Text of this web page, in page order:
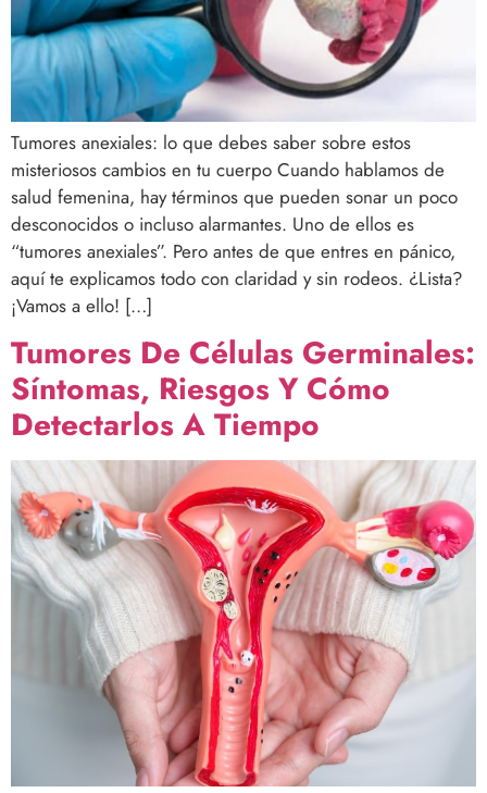
Tumores anexiales: lo que debes saber sobre estos
misteriosos cambios en tu cuerpo Cuando hablamos de
salud femenina, hay términos que pueden sonar un poco
desconocidos o incluso alarmantes. Uno de ellos es
“tumores anexiales”. Pero antes de que entres en pánico,
aquí te explicamos todo con claridad y sin rodeos. ¿Lista?
¡Vamos a ello! […]
Tumores De Células Germinales:
Síntomas, Riesgos Y Cómo
Detectarlos A Tiempo